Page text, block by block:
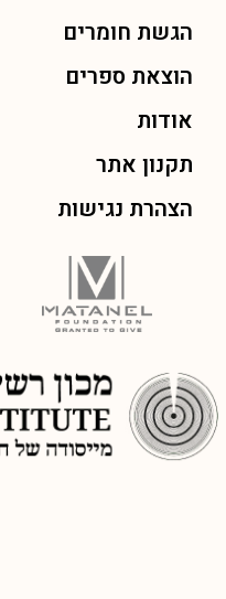
הגשת חומרים
הוצאת ספרים
אודות
תקנון אתר
הצהרת נגישות